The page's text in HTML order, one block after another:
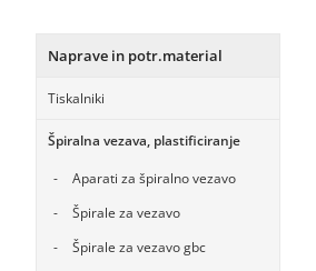
Naprave in potr.material
Tiskalniki
Špiralna vezava, plastificiranje
Aparati za špiralno vezavo
Špirale za vezavo
Špirale za vezavo gbc